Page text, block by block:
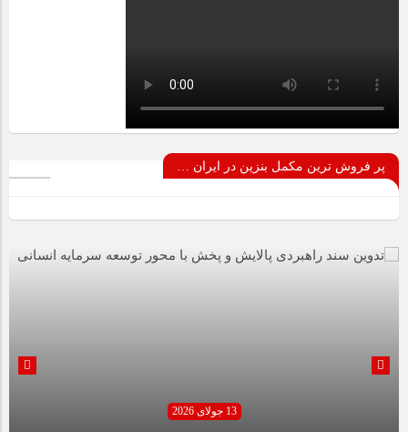
پر فروش ترین مکمل بنزین در ایران …
13 جولای 2026